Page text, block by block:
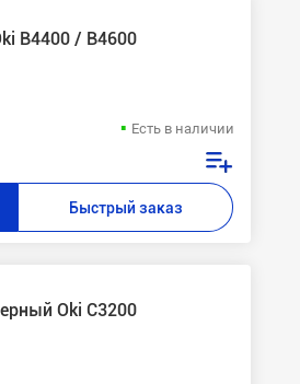
B4400 / B4600
Есть в наличии
Быстрый заказ
Oki C3200